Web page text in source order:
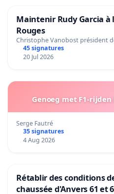
Maintenir Rudy Garcia à
Rouges
Christophe Vanobost président
45 signatures
20 Jul 2026
Genoeg met F1-
Serge Fautré
35 signatures
4 Aug 2026
Rétablir des conditions
chaussée d'Anvers 61 et